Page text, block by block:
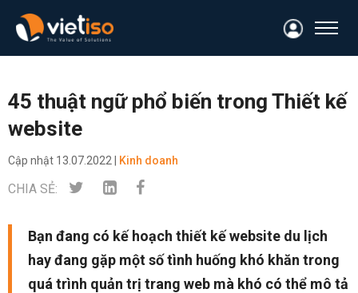
45 thuật ngữ phổ biến trong Thiết kế
website
Cập nhật 13.07.2022 | Kinh doanh
CHIA SẺ:
Bạn đang có kế hoạch thiết kế website du lịch
hay đang gặp một số tình huống khó khăn trong
quá trình quản trị trang web mà khó có thể mô tả